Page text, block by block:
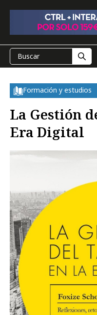
Formación y estudios
La Gestión
Era Digital